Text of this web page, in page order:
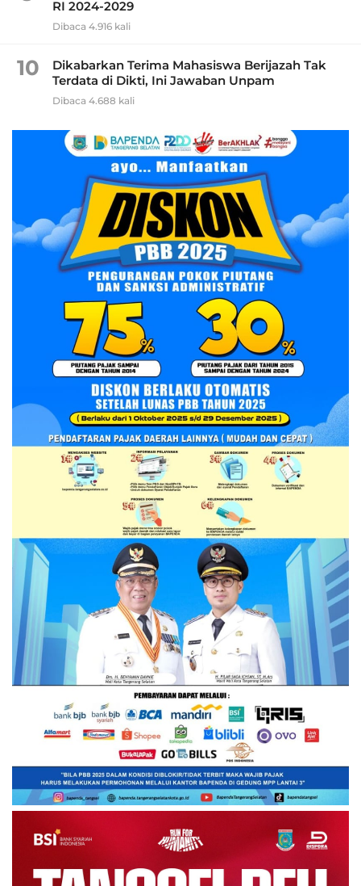
RI 2024-2029
Dibaca 4.916 kali
10
Dikabarkan Terima Mahasiswa Berijazah Tak
Terdata di Dikti, Ini Jawaban Unpam
Dibaca 4.688 kali